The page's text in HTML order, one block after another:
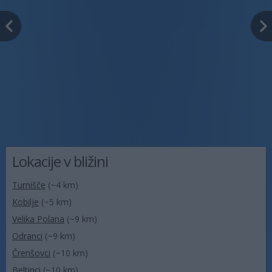
Lokacije v bližini
Turnišče (~4 km)
Kobilje (~5 km)
Velika Polana (~9 km)
Odranci (~9 km)
Črenšovci (~10 km)